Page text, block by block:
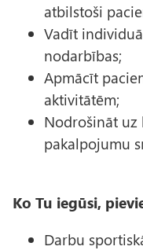
atbilstoši
Vadīt
nodarbības;
Apmācīt
aktivitātēm;
Nodrošināt
pakalpojumu
Ko Tu iegūsi,
Darbu